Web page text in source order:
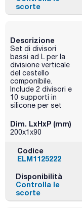
scorte
Descrizione
Set di divisori
bassi ad L per la
divisione verticale
del cestello
componibile.
Include 2 divisori e
10 supporti in
silicone per set
Dim. LxHxP (mm)
200x1x90
Codice
ELM1125222
Disponibilità
Controlla le
scorte